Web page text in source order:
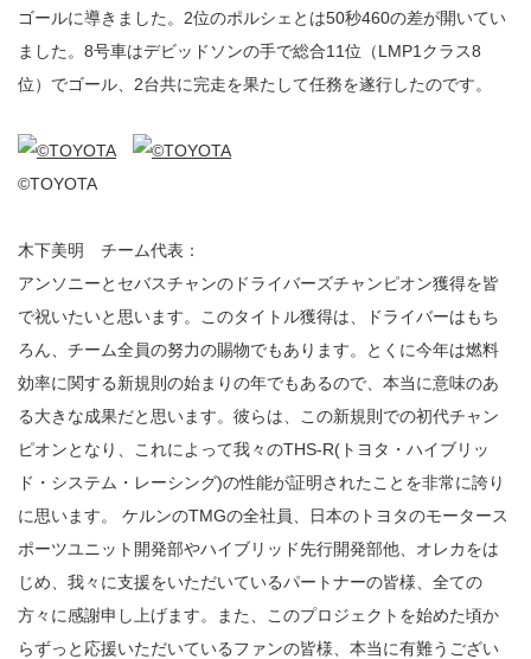
ゴールに導きました。2位のポルシェとは50秒460の差が開いてい
ました。8号車はデビッドソンの手で総合11位（LMP1クラス8
位）でゴール、2台共に完走を果たして任務を遂行したのです。
©TOYOTA
木下美明 チーム代表：
アンソニーとセバスチャンのドライバーズチャンピオン獲得を皆
で祝いたいと思います。このタイトル獲得は、ドライバーはもち
ろん、チーム全員の努力の賜物でもあります。とくに今年は燃料
効率に関する新規則の始まりの年でもあるので、本当に意味のあ
る大きな成果だと思います。彼らは、この新規則での初代チャン
ピオンとなり、これによって我々のTHS-R(トヨタ・ハイブリッ
ド・システム・レーシング)の性能が証明されたことを非常に誇り
に思います。 ケルンのTMGの全社員、日本のトヨタのモータース
ポーツユニット開発部やハイブリッド先行開発部他、オレカをは
じめ、我々に支援をいただいているパートナーの皆様、全ての
方々に感謝申し上げます。また、このプロジェクトを始めた頃か
らずっと応援いただいているファンの皆様、本当に有難うござい